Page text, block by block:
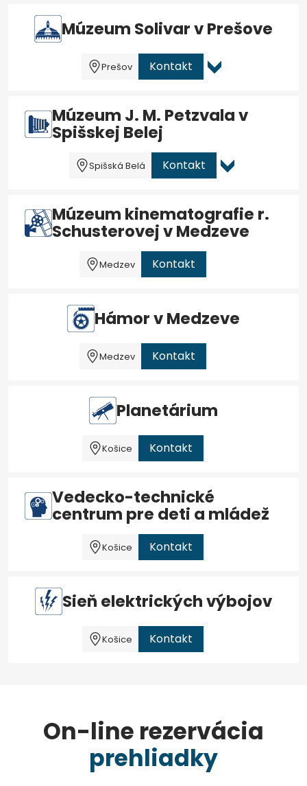
Múzeum Solivar v Prešove
Prešov Kontakt
Múzeum J. M. Petzvala v
Spišskej Belej
Spišská Belá Kontakt
Múzeum kinematografie r.
Schusterovej v Medzeve
Medzev Kontakt
Hámor v Medzeve
Medzev Kontakt
Planetárium
Košice Kontakt
Vedecko-technické
centrum pre deti a mládež
Košice Kontakt
Sieň elektrických výbojov
Košice Kontakt
On-line rezervácia
prehliadky